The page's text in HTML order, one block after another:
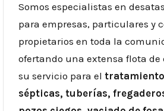
Somos especialistas en
para empresas, particulares y
propietarios en toda la
ofertando una extensa flota de
su servicio para el tratamiento
sépticas, tuberías,